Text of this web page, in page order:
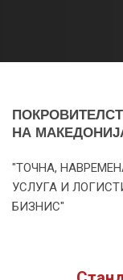
НА
"ТОЧНА,
УСЛУГА И
БИЗНИС"